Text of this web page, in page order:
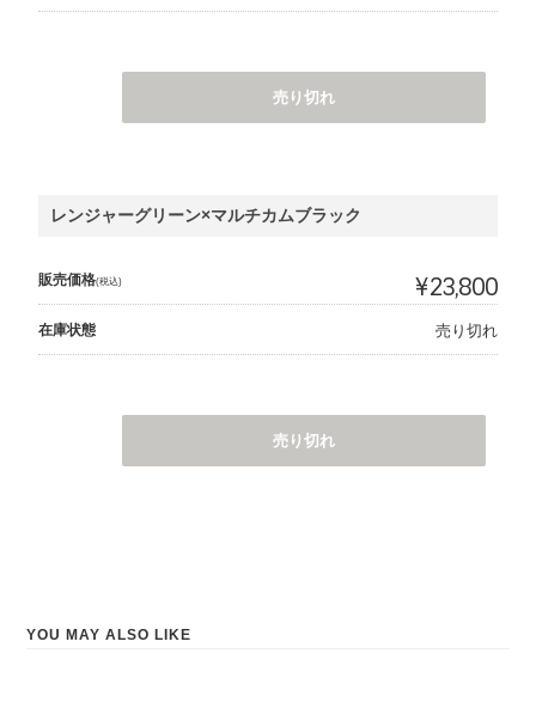
売り切れ
レンジャーグリーン×マルチカムブラック
販売価格(税込) ¥23,800
在庫状態 売り切れ
売り切れ
YOU MAY ALSO LIKE